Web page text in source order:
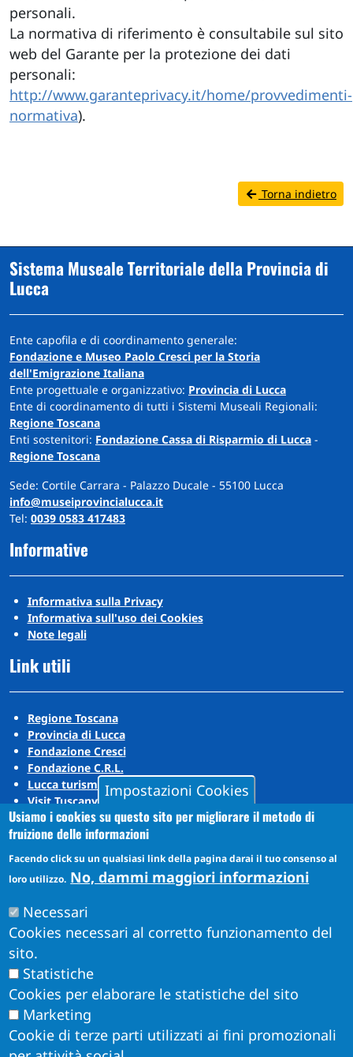
personali.
La normativa di riferimento è consultabile sul sito
web del Garante per la protezione dei dati
personali:
http://www.garanteprivacy.it/home/provvedimenti-
normativa).
Torna indietro
Sistema Museale Territoriale della Provincia di
Lucca
Ente capofila e di coordinamento generale:
Fondazione e Museo Paolo Cresci per la Storia
dell'Emigrazione Italiana
Ente progettuale e organizzativo: Provincia di Lucca
Ente di coordinamento di tutti i Sistemi Museali Regionali:
Regione Toscana
Enti sostenitori: Fondazione Cassa di Risparmio di Lucca -
Regione Toscana
Sede: Cortile Carrara - Palazzo Ducale - 55100 Lucca
info@museiprovincialucca.it
Tel: 0039 0583 417483
Informative
Informativa sulla Privacy
Informativa sull'uso dei Cookies
Note legali
Link utili
Regione Toscana
Provincia di Lucca
Fondazione Cresci
Fondazione C.R.L.
Lucca turismo
Visit Tuscany
Puccini Lands
Social media
YouTube
Impostazioni Cookies
Usiamo i cookies su questo sito per migliorare il metodo di
fruizione delle informazioni
Facendo click su un qualsiasi link della pagina darai il tuo consenso al
loro utilizzo. No, dammi maggiori informazioni
Necessari
Cookies necessari al corretto funzionamento del
sito.
Statistiche
Cookies per elaborare le statistiche del sito
Marketing
Cookie di terze parti utilizzati ai fini promozionali